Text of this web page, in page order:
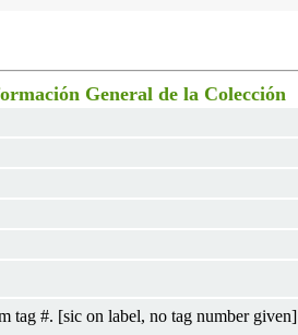
General de la Colección
tag #. [sic on label, no tag number given]